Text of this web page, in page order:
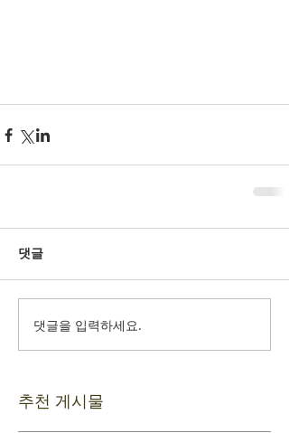
댓글
댓글을 입력하세요.
추천 게시물